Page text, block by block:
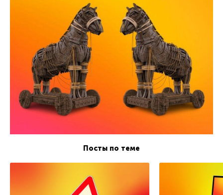
Посты по теме